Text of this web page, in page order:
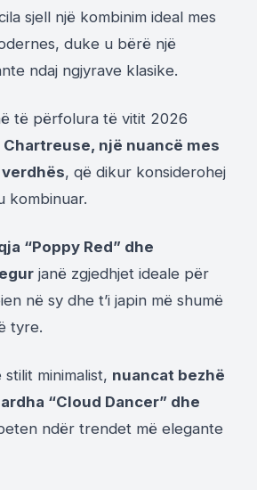
sjell një kombinim ideal mes
duke u bërë një
ndaj ngjyrave klasike.
të përfolura të vitit 2026
Chartreuse, një nuancë mes
, që dikur konsiderohej
kombinuar.
“Poppy Red” dhe
janë zgjedhjet ideale për
në sy dhe t’i japin më shumë
tyre.
minimalist, nuancat bezhë
“Cloud Dancer” dhe
ndër trendet më elegante